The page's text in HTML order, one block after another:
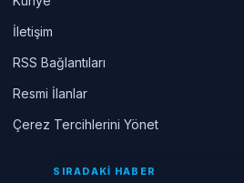
İletişim
RSS Bağlantıları
Resmi İlanlar
Çerez Tercihlerini Yönet
SIRADAKİ HABER